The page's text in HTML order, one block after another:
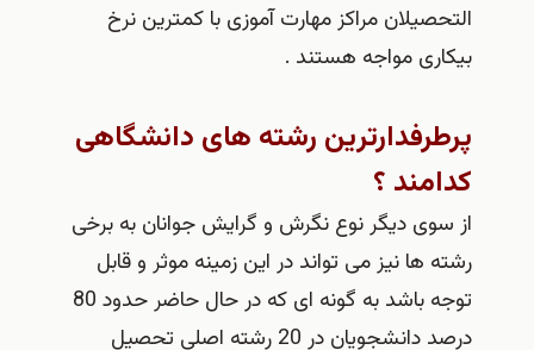
التحصیلان مراکز مهارت آموزی با کمترین نرخ
بیکاری مواجه هستند .
پرطرفدارترین رشته های دانشگاهی
کدامند ؟
از سوی دیگر نوع نگرش و گرایش جوانان به برخی
رشته ها نیز می تواند در این زمینه موثر و قابل
توجه باشد به گونه ای که در حال حاضر حدود 80
درصد دانشجویان در 20 رشته اصلی تحصیل